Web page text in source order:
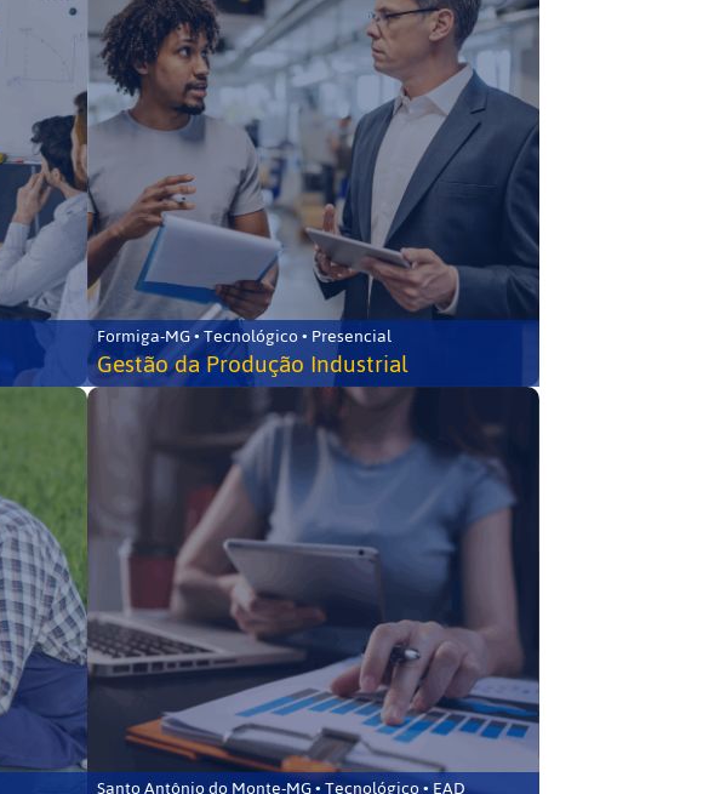
Formiga-MG • Tecnológico • Presencial
Gestão da Produção Industrial